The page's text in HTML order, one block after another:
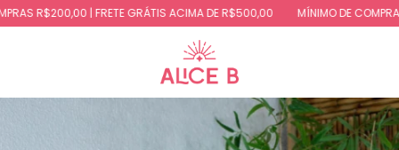
R$200,00 | FRETE GRÁTIS ACIMA DE R$500,00 MÍNIMO DE